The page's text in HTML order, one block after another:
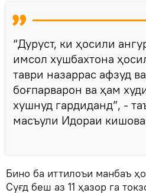
“Дуруст, ки ҳосили
имсол хушбахтона
таври назаррас афзуд
боғпарварон ва ҳам
хушнуд гардиданд”, -
масъули Идораи
Бино ба иттилоъи манбаъ
Суғд беш аз 11 ҳазор га